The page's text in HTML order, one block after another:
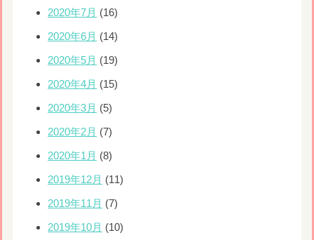
2020年7月 (16)
2020年6月 (14)
2020年5月 (19)
2020年4月 (15)
2020年3月 (5)
2020年2月 (7)
2020年1月 (8)
2019年12月 (11)
2019年11月 (7)
2019年10月 (10)